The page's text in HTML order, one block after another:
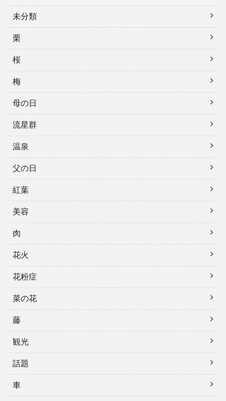
未分類
栗
桜
梅
母の日
流星群
温泉
父の日
紅葉
美容
肉
花火
花粉症
菜の花
藤
観光
話題
車